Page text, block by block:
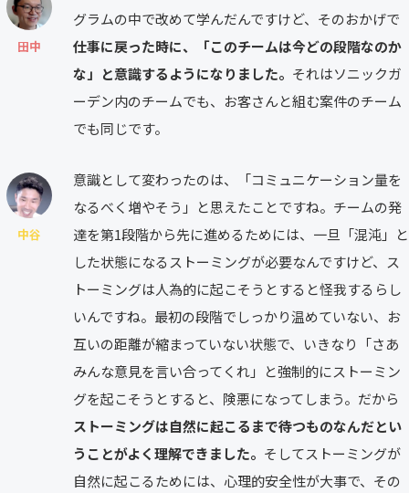
田中
グラムの中で改めて学んだんですけど、そのおかげで
仕事に戻った時に、「このチームは今どの段階なのか
な」と意識するようになりました。 それはソニックガ
ーデン内のチームでも、お客さんと組む案件のチーム
でも同じです。
中谷
意識として変わったのは、「コミュニケーション量を
なるべく増やそう」と思えたことですね。チームの発
達を第1段階から先に進めるためには、一旦「混沌」と
した状態になるストーミングが必要なんですけど、ス
トーミングは人為的に起こそうとすると怪我するらし
いんですね。最初の段階でしっかり温めていない、お
互いの距離が縮まっていない状態で、いきなり「さあ
みんな意見を言い合ってくれ」と強制的にストーミン
グを起こそうとすると、険悪になってしまう。だから
ストーミングは自然に起こるまで待つものなんだとい
うことがよく理解できました。 そしてストーミングが
自然に起こるためには、心理的安全性が大事で、その